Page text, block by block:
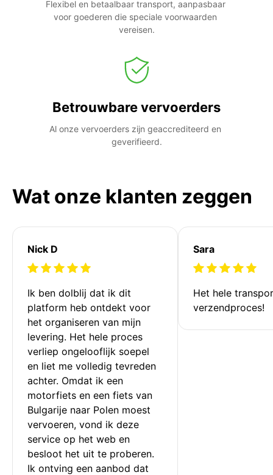
Flexibel en betaalbaar transport, aanpasbaar
voor goederen die speciale voorwaarden
vereisen.
Betrouwbare vervoerders
Al onze vervoerders zijn geaccrediteerd en
geverifieerd.
Wat onze klanten zeggen
Nick D
Ik ben dolblij dat ik dit
platform heb ontdekt voor
het organiseren van mijn
levering. Het hele proces
verliep ongelooflijk soepel
en liet me volledig tevreden
achter. Omdat ik een
motorfiets en een fiets van
Bulgarije naar Polen moest
vervoeren, vond ik deze
service op het web en
besloot het uit te proberen.
Ik ontving een aanbod dat
Sara
Het hele
verzendproces!